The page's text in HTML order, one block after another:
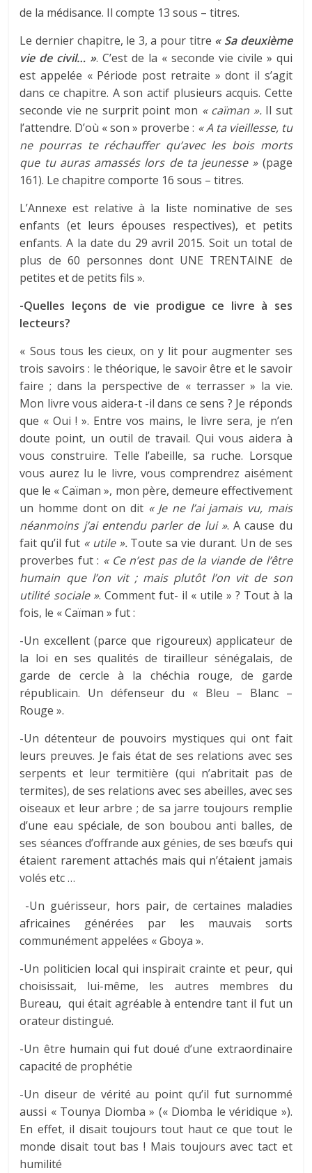
de la médisance. Il compte 13 sous – titres.
Le dernier chapitre, le 3, a pour titre « Sa deuxième
vie de civil… ». C’est de la « seconde vie civile » qui
est appelée « Période post retraite » dont il s’agit
dans ce chapitre. A son actif plusieurs acquis. Cette
seconde vie ne surprit point mon « caïman ».Il sut
l’attendre. D’où « son » proverbe : « A ta vieillesse, tu
ne pourras te réchauffer qu’avec les bois morts
que tu auras amassés lors de ta jeunesse »(page
161). Le chapitre comporte 16 sous – titres.
L’Annexe est relative à la liste nominative de ses
enfants (et leurs épouses respectives), et petits
enfants. A la date du 29 avril 2015. Soit un total de
plus de 60 personnes dont UNE TRENTAINE de
petites et de petits fils ».
-Quelles leçons de vie prodigue ce livre à ses
lecteurs?
« Sous tous les cieux, on y lit pour augmenter ses
trois savoirs : le théorique, le savoir être et le savoir
faire ; dans la perspective de « terrasser » la vie.
Mon livre vous aidera-t -il dans ce sens ? Je réponds
que « Oui ! ». Entre vos mains, le livre sera, je n’en
doute point, un outil de travail. Qui vous aidera à
vous construire. Telle l’abeille, sa ruche. Lorsque
vous aurez lu le livre, vous comprendrez aisément
que le « Caïman », mon père, demeure effectivement
un homme dont on dit « Je ne l’ai jamais vu, mais
néanmoins j’ai entendu parler de lui ». A cause du
fait qu’il fut « utile ».Toute sa vie durant. Un de ses
proverbes fut : « Ce n’est pas de la viande de l’être
humain que l’on vit ; mais plutôt l’on vit de son
utilité sociale ». Comment fut- il « utile » ? Tout à la
fois, le « Caïman » fut :
-Un excellent (parce que rigoureux) applicateur de
la loi en ses qualités de tirailleur sénégalais, de
garde de cercle à la chéchia rouge, de garde
républicain. Un défenseur du « Bleu – Blanc –
Rouge ».
-Un détenteur de pouvoirs mystiques qui ont fait
leurs preuves. Je fais état de ses relations avec ses
serpents et leur termitière (qui n’abritait pas de
termites), de ses relations avec ses abeilles, avec ses
oiseaux et leur arbre ; de sa jarre toujours remplie
d’une eau spéciale, de son boubou anti balles, de
ses séances d’offrande aux génies, de ses bœufs qui
étaient rarement attachés mais qui n’étaient jamais
volés etc …
-Un guérisseur, hors pair, de certaines maladies
africaines générées par les mauvais sorts
communément appelées « Gboya ».
-Un politicien local qui inspirait crainte et peur, qui
choisissait, lui-même, les autres membres du
Bureau, qui était agréable à entendre tant il fut un
orateur distingué.
-Un être humain qui fut doué d’une extraordinaire
capacité de prophétie
-Un diseur de vérité au point qu’il fut surnommé
aussi « Tounya Diomba » (« Diomba le véridique »).
En effet, il disait toujours tout haut ce que tout le
monde disait tout bas ! Mais toujours avec tact et
humilité